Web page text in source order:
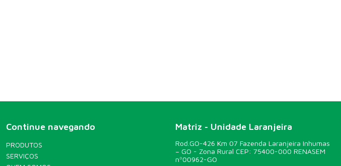
Continue navegando
PRODUTOS
SERVIÇOS
Matriz - Unidade Laranjeira
Rod.GO-426 Km 07 Fazenda Laranjeira Inhumas
– GO - Zona Rural CEP: 75400-000 RENASEM
nº00962-GO